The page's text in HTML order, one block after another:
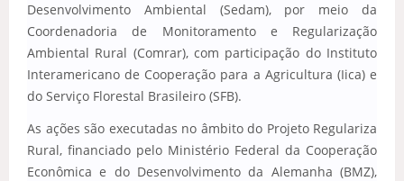
Desenvolvimento Ambiental (Sedam), por meio da
Coordenadoria de Monitoramento e Regularização
Ambiental Rural (Comrar), com participação do Instituto
Interamericano de Cooperação para a Agricultura (Iica) e
do Serviço Florestal Brasileiro (SFB).
As ações são executadas no âmbito do Projeto Regulariza
Rural, financiado pelo Ministério Federal da Cooperação
Econômica e do Desenvolvimento da Alemanha (BMZ),